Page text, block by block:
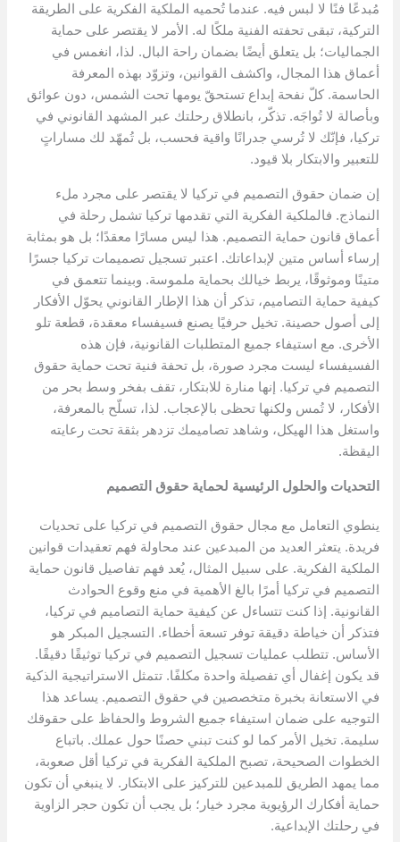
مُبدعًا فنًا لا لبس فيه. عندما تُحميه الملكية الفكرية على الطريقة
التركية، تبقى تحفته الفنية ملكًا له. الأمر لا يقتصر على حماية
الجماليات؛ بل يتعلق أيضًا بضمان راحة البال. لذا، انغمس في
أعماق هذا المجال، واكشف القوانين، وتزوّد بهذه المعرفة
الحاسمة. كلّ نفحة إبداع تستحقّ يومها تحت الشمس، دون عوائق
وبأصالة لا تُواجَه. تذكّر، بانطلاق رحلتك عبر المشهد القانوني في
تركيا، فإنّك لا تُرسي جدرانًا واقية فحسب، بل تُمهّد لك مساراتٍ
للتعبير والابتكار بلا قيود.
إن ضمان حقوق التصميم في تركيا لا يقتصر على مجرد ملء
النماذج. فالملكية الفكرية التي تقدمها تركيا تشمل رحلة في
أعماق قانون حماية التصميم. هذا ليس مسارًا معقدًا؛ بل هو بمثابة
إرساء أساس متين لإبداعاتك. اعتبر تسجيل تصميمات تركيا جسرًا
متينًا وموثوقًا، يربط خيالك بحماية ملموسة. وبينما تتعمق في
كيفية حماية التصاميم، تذكر أن هذا الإطار القانوني يحوّل الأفكار
إلى أصول حصينة. تخيل حرفيًا يصنع فسيفساء معقدة، قطعة تلو
الأخرى. مع استيفاء جميع المتطلبات القانونية، فإن هذه
الفسيفساء ليست مجرد صورة، بل تحفة فنية تحت حماية حقوق
التصميم في تركيا. إنها منارة للابتكار، تقف بفخر وسط بحر من
الأفكار، لا تُمس ولكنها تحظى بالإعجاب. لذا، تسلّح بالمعرفة،
واستغل هذا الهيكل، وشاهد تصاميمك تزدهر بثقة تحت رعايته
اليقظة.
التحديات والحلول الرئيسية لحماية حقوق التصميم
ينطوي التعامل مع مجال حقوق التصميم في تركيا على تحديات
فريدة. يتعثر العديد من المبدعين عند محاولة فهم تعقيدات قوانين
الملكية الفكرية. على سبيل المثال، يُعد فهم تفاصيل قانون حماية
التصميم في تركيا أمرًا بالغ الأهمية في منع وقوع الحوادث
القانونية. إذا كنت تتساءل عن كيفية حماية التصاميم في تركيا،
فتذكر أن خياطة دقيقة توفر تسعة أخطاء. التسجيل المبكر هو
الأساس. تتطلب عمليات تسجيل التصميم في تركيا توثيقًا دقيقًا.
قد يكون إغفال أي تفصيلة واحدة مكلفًا. تتمثل الاستراتيجية الذكية
في الاستعانة بخبرة متخصصين في حقوق التصميم. يساعد هذا
التوجيه على ضمان استيفاء جميع الشروط والحفاظ على حقوقك
سليمة. تخيل الأمر كما لو كنت تبني حصنًا حول عملك. باتباع
الخطوات الصحيحة، تصبح الملكية الفكرية في تركيا أقل صعوبة،
مما يمهد الطريق للمبدعين للتركيز على الابتكار. لا ينبغي أن تكون
حماية أفكارك الرؤيوية مجرد خيار؛ بل يجب أن تكون حجر الزاوية
في رحلتك الإبداعية.